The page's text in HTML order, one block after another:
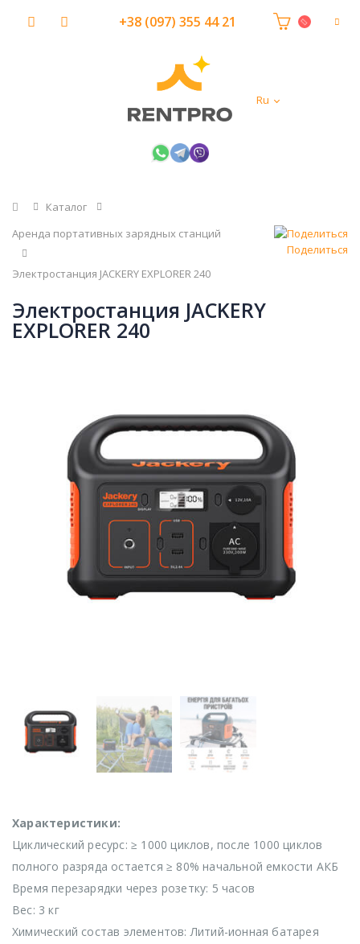
Ru
+38 (097) 355 44 21
Главная
Каталог
Аренда портативных зарядных станций
Электростанция JACKERY EXPLORER 240
Поделиться
Электростанция JACKERY
EXPLORER 240
Характеристики:
Циклический ресурс: ≥ 1000 циклов, после 1000 циклов
полного разряда остается ≥ 80% начальной емкости АКБ
Время перезарядки через розетку: 5 часов
Вес: 3 кг
Химический состав элементов: Литий-ионная батарея